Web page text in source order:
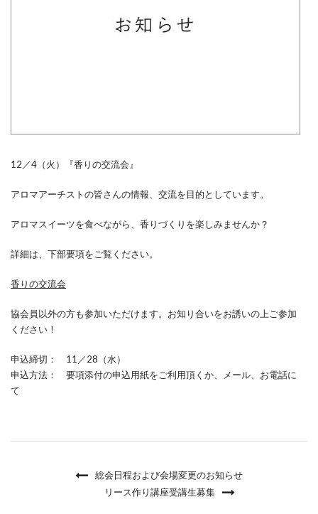
12／4（火）『香りの交流会』
アロマアーチストの皆さんの情報、交流を目的としています。
アロマスイーツを食べながら、香りづくりを楽しみませんか？
詳細は、下部要項をご覧ください。
香りの交流会
協会員以外の方も参加いただけます。お知り合いをお誘いの上ご参加
ください！
申込締切： 11／28（水）
申込方法： 要項添付の申込用紙をご利用頂くか、メール、お電話に
て
総会日程および会場変更のお知らせ
リース作り講座受講生募集